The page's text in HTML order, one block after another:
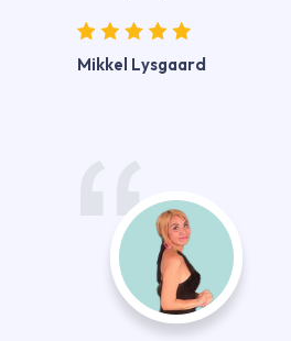
Mikkel Lysgaard